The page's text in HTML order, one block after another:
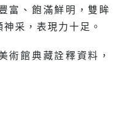
富、飽滿鮮明，雙眸
采，表現力十足。
術館典藏詮釋資料，